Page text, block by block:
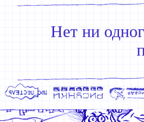
Нет ни